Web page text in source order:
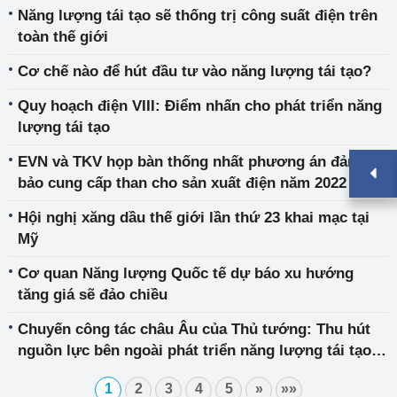
Năng lượng tái tạo sẽ thống trị công suất điện trên
toàn thế giới
Cơ chế nào để hút đầu tư vào năng lượng tái tạo?
Quy hoạch điện VIII: Điểm nhấn cho phát triển năng
lượng tái tạo
EVN và TKV họp bàn thống nhất phương án đảm
bảo cung cấp than cho sản xuất điện năm 2022
Hội nghị xăng dầu thế giới lần thứ 23 khai mạc tại
Mỹ
Cơ quan Năng lượng Quốc tế dự báo xu hướng
tăng giá sẽ đảo chiều
Chuyến công tác châu Âu của Thủ tướng: Thu hút
nguồn lực bên ngoài phát triển năng lượng tái tạo ở
1 2 3 4 5 » »»